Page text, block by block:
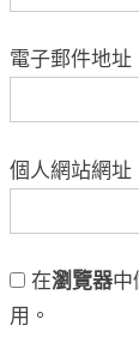
電子郵件地址
個人網站網址
在瀏覽器中
用。